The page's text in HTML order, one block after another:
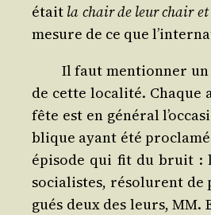
était la chair de leur chair
mesure de ce que
Il faut men­tion­ner un
de cette loca­li­té. Chaque
fête est en géné­ral
blique ayant été
épi­sode qui fit du bruit :
socia­listes, réso­lurent
gués deux des leurs,